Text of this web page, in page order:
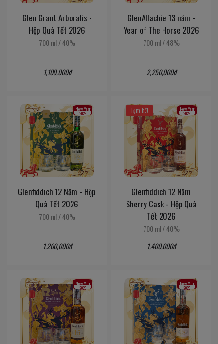
Glen Grant Arboralis -
Hộp Quà Tết 2026
700 ml /40%
1,100,000đ
GlenAllachie 13 năm -
Year of The Horse 2026
700 ml /48%
2,250,000đ
New Year
2026
Glenfiddich 12 Năm - Hộp
Quà Tết 2026
700 ml /40%
1,200,000đ
Tạm hết New Year
2026
Glenfiddich 12 Năm
Sherry Cask - Hộp Quà
Tết 2026
700 ml /40%
1,400,000đ
New Year
2026
New Year
2026